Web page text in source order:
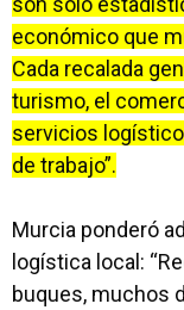
económico que
Cada recalada
turismo, el
servicios
de trabajo”.
Murcia ponderó
logística local:
buques, muchos